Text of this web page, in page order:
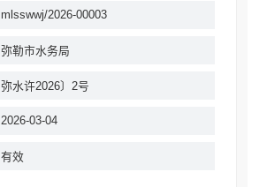
mlsswwj/2026-00003
弥勒市水务局
弥水许2026〕2号
2026-03-04
有效